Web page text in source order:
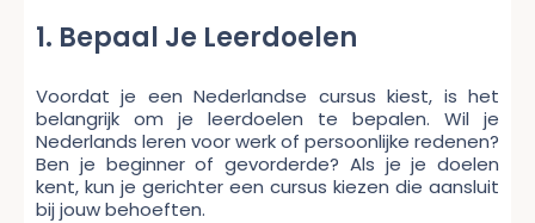
1. Bepaal Je Leerdoelen
Voordat je een Nederlandse cursus kiest, is het
belangrijk om je leerdoelen te bepalen. Wil je
Nederlands leren voor werk of persoonlijke redenen?
Ben je beginner of gevorderde? Als je je doelen
kent, kun je gerichter een cursus kiezen die aansluit
bij jouw behoeften.